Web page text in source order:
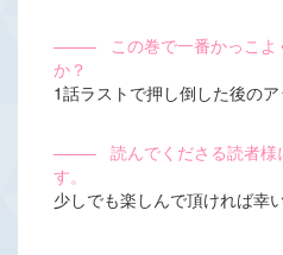
―――この巻で一番かっこよ
か？
1話ラストで押し倒した後のア
―――読んでくださる読者様
す。
少しでも楽しんで頂ければ幸い